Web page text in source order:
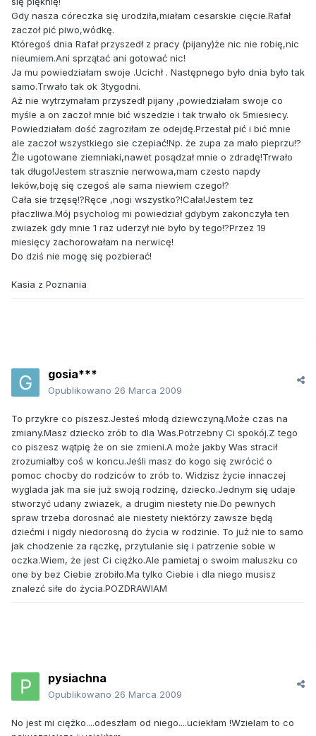
Gdy nasza córeczka się urodziła,miałam cesarskie cięcie.Rafał
zaczoł pić piwo,wódkę.
Któregoś dnia Rafał przyszedł z pracy (pijany)że nic nie robię,nic
nieumiem.Ani sprzątać ani gotować nic!
Ja mu powiedziałam swoje .Ucichł . Następnego było dnia było tak
samo.Trwało tak ok 3tygodni.
Aż nie wytrzymałam przyszedł pijany ,powiedziałam swoje co
myśle a on zaczoł mnie bić wszedzie i tak trwało ok 5miesiecy.
Powiedziałam dość zagroziłam ze odejdę.Przestał pić i bić mnie
ale zaczoł wszystkiego sie czepiać!Np. że zupa za mało pieprzu!?
Źle ugotowane ziemniaki,nawet posądzał mnie o zdradę!Trwało
tak długo!Jestem strasznie nerwowa,mam czesto napdy
leków,boję się czegoś ale sama niewiem czego!?
Cała sie trzęsę!?Ręce ,nogi wszystko?!Cała!Jestem tez
płaczliwa.Mój psycholog mi powiedział gdybym zakonczyła ten
zwiazek gdy mnie 1 raz uderzył nie było by tego!?Przez 19
miesięcy zachorowałam na nerwicę!
Do dziś nie mogę się pozbierać!
Kasia z Poznania
gosia***
Opublikowano 26 Marca 2009
To przykre co piszesz.Jesteś młodą dziewczyną.Może czas na
zmiany.Masz dziecko zrób to dla Was.Potrzebny Ci spokój.Z tego
co piszesz wątpię że on sie zmieni.A może jakby Was stracił
zrozumiałby coś w koncu.Jeśli masz do kogo się zwrócić o
pomoc chocby do rodziców to zrób to. Widzisz życie innaczej
wyglada jak ma sie już swoją rodzinę, dziecko.Jednym się udaje
stworzyć udany zwiazek, a drugim niestety nie.Do pewnych
spraw trzeba dorosnać ale niestety niektórzy zawsze będą
dziećmi i nigdy niedorosną do życia w rodzinie. To już nie to samo
jak chodzenie za rączkę, przytulanie się i patrzenie sobie w
oczka.Wiem, że jest Ci ciężko.Ale pamietaj o swoim maluszku co
one by bez Ciebie zrobiło.Ma tylko Ciebie i dla niego musisz
znalezć siłe do życia.POZDRAWIAM
pysiachna
Opublikowano 26 Marca 2009
No jest mi ciężko....odeszłam od niego....uciekłam !Wzielam to co